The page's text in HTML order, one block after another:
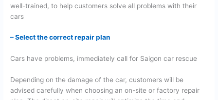
well-trained, to help customers solve all problems with their
cars
– Select the correct repair plan
Cars have problems, immediately call for Saigon car rescue
Depending on the damage of the car, customers will be
advised carefully when choosing an on-site or factory repair